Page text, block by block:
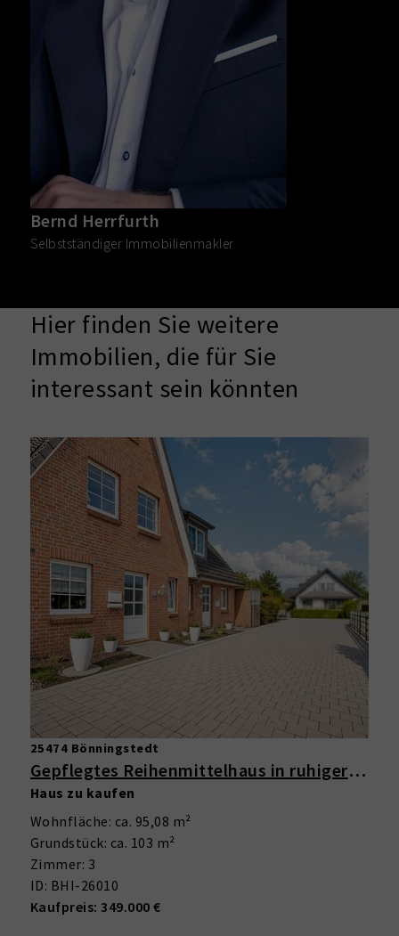
Bernd Herrfurth
Selbstständiger Immobilienmakler
Hier finden Sie weitere
Immobilien, die für Sie
interessant sein könnten
25474 Bönningstedt
Gepflegtes Reihenmittelhaus in ruhiger Lage – solide Kapitalanlage mit stabilen Mietverhältnis!
Haus zu kaufen
Wohnfläche: ca. 95,08 m²
Grundstück: ca. 103 m²
Zimmer: 3
ID: BHI-26010
Kaufpreis: 349.000 €